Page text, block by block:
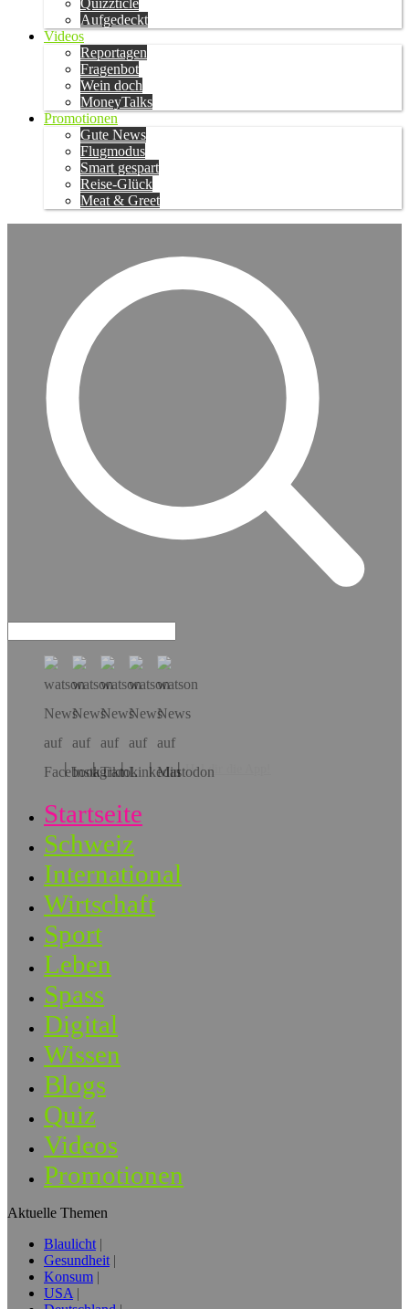
Quizzticle
Aufgedeckt
Videos
Reportagen
Fragenbot
Wein doch
MoneyTalks
Promotionen
Gute News
Flugmodus
Smart gespart
Reise-Glück
Meat & Greet
Hol dir die App!
Startseite
Schweiz
International
Wirtschaft
Sport
Leben
Spass
Digital
Wissen
Blogs
Quiz
Videos
Promotionen
Aktuelle Themen
Blaulicht
Gesundheit
Konsum
USA